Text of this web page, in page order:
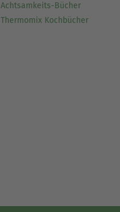
Achtsamkeits-Bücher
Thermomix Kochbücher